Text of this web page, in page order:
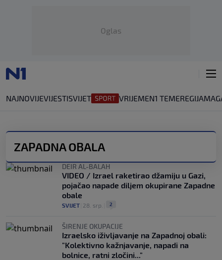
Oglas
NAJNOVIJEVIJESTISVIJET VRIJEMEN1 TEMEREGIJA
ZAPADNA OBALA
DEIR AL-BALAH
VIDEO / Izrael raketirao džamiju u Gazi,
pojačao napade diljem okupirane Zapadne
obale
SVIJET 28. srp. 2
ŠIRENJE OKUPACIJE
Izraelsko iživljavanje na Zapadnoj obali:
"Kolektivno kažnjavanje, napadi na
bolnice, ratni zločini..."